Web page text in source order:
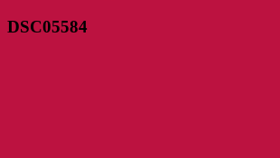
DSC05584